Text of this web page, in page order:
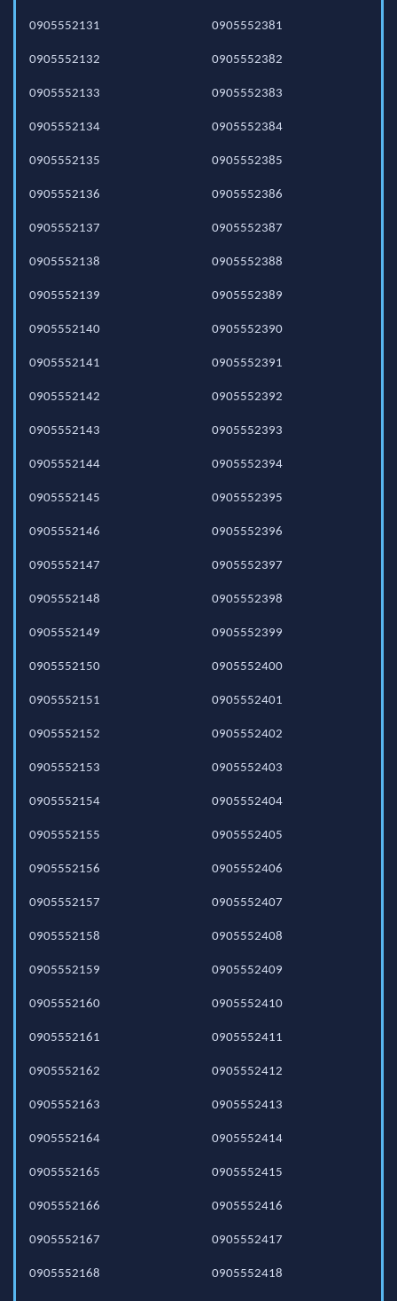
0905552131
0905552132
0905552133
0905552134
0905552135
0905552136
0905552137
0905552138
0905552139
0905552140
0905552141
0905552142
0905552143
0905552144
0905552145
0905552146
0905552147
0905552148
0905552149
0905552150
0905552151
0905552152
0905552153
0905552154
0905552155
0905552156
0905552157
0905552158
0905552159
0905552160
0905552161
0905552162
0905552163
0905552164
0905552165
0905552166
0905552167
0905552168
0905552381
0905552382
0905552383
0905552384
0905552385
0905552386
0905552387
0905552388
0905552389
0905552390
0905552391
0905552392
0905552393
0905552394
0905552395
0905552396
0905552397
0905552398
0905552399
0905552400
0905552401
0905552402
0905552403
0905552404
0905552405
0905552406
0905552407
0905552408
0905552409
0905552410
0905552411
0905552412
0905552413
0905552414
0905552415
0905552416
0905552417
0905552418